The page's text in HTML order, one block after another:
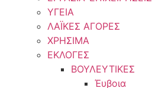
ΥΓΕΙΑ
ΛΑΪΚΕΣ ΑΓΟΡΕΣ
ΧΡΗΣΙΜΑ
ΕΚΛΟΓΕΣ
ΒΟΥΛΕΥΤΙΚΕΣ
Έυβοια